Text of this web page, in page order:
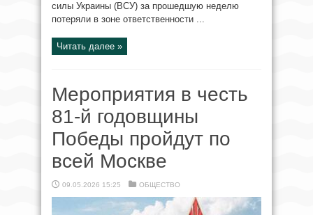
силы Украины (ВСУ) за прошедшую неделю
потеряли в зоне ответственности ...
Читать далее »
Мероприятия в честь
81-й годовщины
Победы пройдут по
всей Москве
09.05.2026 15:25 ОБЩЕСТВО